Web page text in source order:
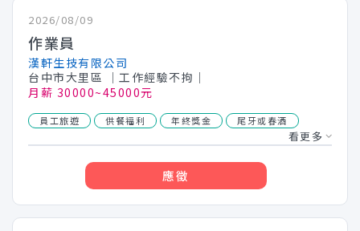
2026/08/09
作業員
漢軒生技有限公司
台中市大里區
│工作經驗不拘│
月薪 30000~45000元
員工旅遊 供餐福利 年終獎金 尾牙或春酒
看更多
應徵